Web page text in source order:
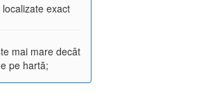
exact
mai mare decât
pe hartă;